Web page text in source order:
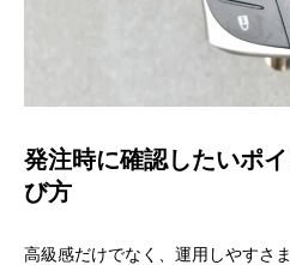
発注時に確認したいポ
び方
高級感だけでなく、運用しやすさ